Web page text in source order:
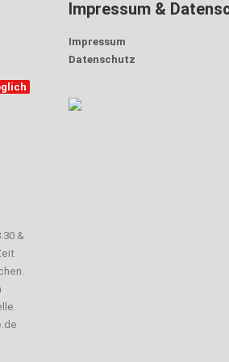
&
Impressum &
Impressum
Datenschutz